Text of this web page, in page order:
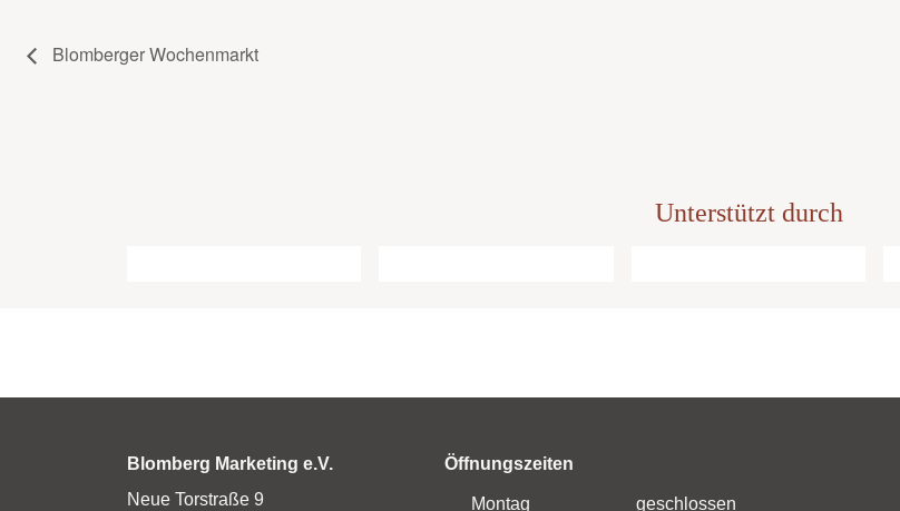
Blomberger Wochenmarkt
Unterstützt durch
Blomberg Marketing e.V.
Neue Torstraße 9
Öffnungszeiten
Montag geschlossen